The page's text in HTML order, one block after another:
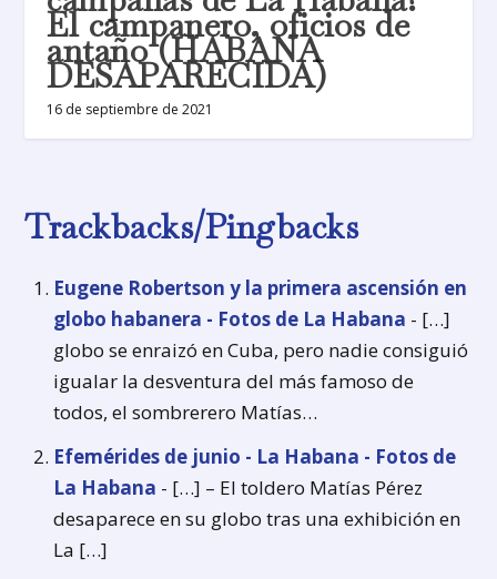
El campanero, oficios de
antaño (HABANA
DESAPARECIDA)
16 de septiembre de 2021
Trackbacks/Pingbacks
Eugene Robertson y la primera ascensión en
globo habanera - Fotos de La Habana - […]
globo se enraizó en Cuba, pero nadie consiguió
igualar la desventura del más famoso de
todos, el sombrerero Matías…
Efemérides de junio - La Habana - Fotos de
La Habana - […] – El toldero Matías Pérez
desaparece en su globo tras una exhibición en
La […]